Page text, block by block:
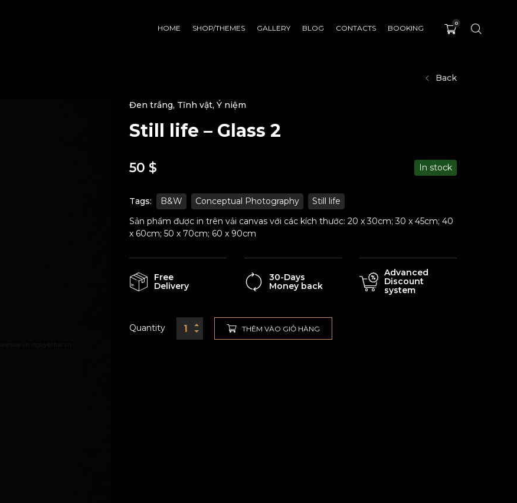
HOME SHOP/THEMES GALLERY BLOG CONTACTS BOOKING
0
Back
Đen trắng, Tĩnh vật, Ý niệm
Still life – Glass 2
50 $ In stock
Tags: B&W Conceptual Photography
Still life
Sản phẩm được in trên vải canvas với các kích thước: 20 x 30cm; 30 x 45cm; 40
x 60cm; 50 x 70cm; 60 x 90cm
Free
Delivery
30-Days
Money back
Advanced
Discount
system
Quantity THÊM VÀO GIỎ HÀNG